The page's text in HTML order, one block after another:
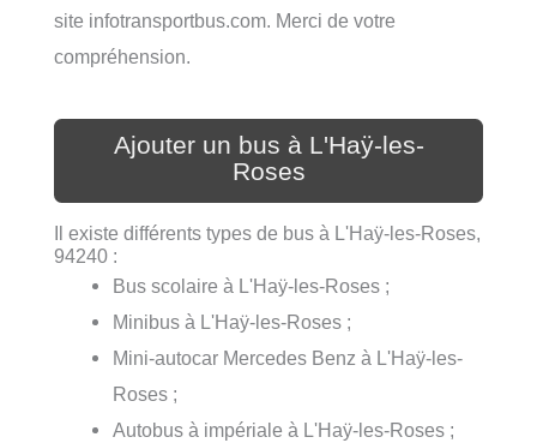
site infotransportbus.com. Merci de votre
compréhension.
Ajouter un bus à L'Haÿ-les-
Roses
Il existe différents types de bus à L'Haÿ-les-Roses,
94240 :
Bus scolaire à L'Haÿ-les-Roses ;
Minibus à L'Haÿ-les-Roses ;
Mini-autocar Mercedes Benz à L'Haÿ-les-
Roses ;
Autobus à impériale à L'Haÿ-les-Roses ;